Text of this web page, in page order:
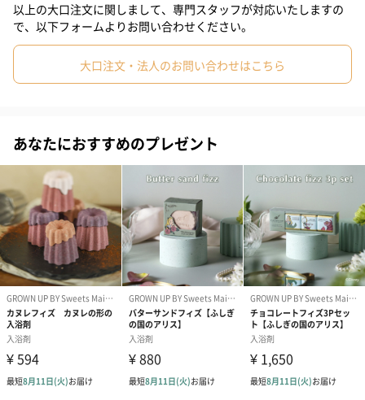
"ローズガーデン"をテーマに『ふしぎの国のアリス』の作品中の
お茶会をイメージしたボディケアシリーズ。
大人が思わず手に取りたくなる高級感ある BOXとロゴ入りのリボ
ンに包まれた、スウィーツモチーフの商品があなたを迎えます。
しみください。
商品詳細情報
外装サイズ
(W)143×(D)63×(H)157mm
成分
〈バスソルト〉
塩化Ｎａ、水、ＰＥＧ-４００、シリカ、香料、シア
脂、クコ果実エキス、カカオ脂、アルガニアスピノサ
核油、安息香酸デナトニウム、赤２２７、赤１０２、
〈スプーン〉
ステンレス
#女友達 #20代前半 #20代後半 #30代
#70代 #80代 #90代
以上の大口注文に関しまして、専門スタッフが対応いたしますの
で、以下フォームよりお問い合わせください。
大口注文・法人のお問い合わせはこちら
あなたにおすすめのプレゼント